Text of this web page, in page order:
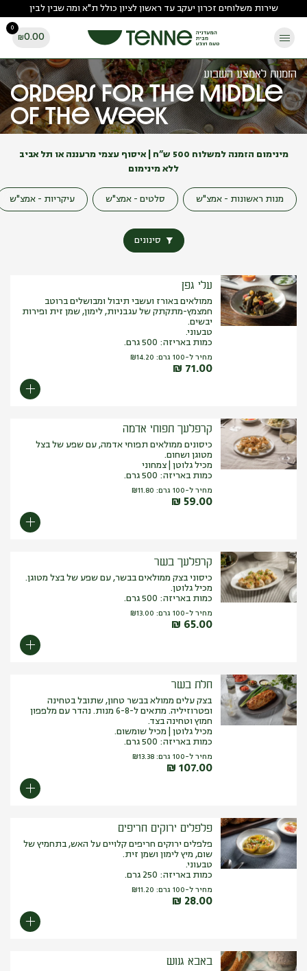
to
content
שירות משלוחים זכרון יעקב עד ראשון לציון כולל ת"א ומה שבין לבין
0
₪0.00
הזמנות לאמצע השבוע
Orders for the middle
of the week
מינימום הזמנה למשלוח 500 ש”ח | איסוף עצמי מרעננה או תל אביב
ללא מינימום
סינונים
מנות ראשונות - אמצ"ש סלטים - אמצ"ש עיקריות - אמצ"ש
עלי גפן
ממולאים באורז ועשבי תיבול ומבושלים ברוטב
חמצמץ-מתקתק של עגבניות, לימון, שמן זית ופירות
יבשים.
טבעוני.
כמות באריזה: 500 גרם.
מחיר ל-100 גרם: ₪14.20
₪ 71.00
קרפלעך תפוחי אדמה
כיסונים ממולאים תפוחי אדמה, עם שפע של בצל
מטוגן ושחום.
מכיל גלוטן | צמחוני
כמות באריזה: 500 גרם.
מחיר ל-100 גרם: ₪11.80
₪ 59.00
קרפלעך בשר
כיסוני בצק ממולאים בבשר, עם שפע של בצל מטוגן.
מכיל גלוטן.
כמות באריזה: 500 גרם.
מחיר ל-100 גרם: ₪13.00
₪ 65.00
חלת בשר
בצק עלים ממולא בבשר טחון, שתובל בטחינה
ופטרוזיליה. מתאים ל-6-8 מנות. נהדר עם מלפפון
חמוץ וטחינה בצד.
מכיל גלוטן | מכיל שומשום.
כמות באריזה: 500 גרם.
מחיר ל-100 גרם: ₪13.38
₪ 107.00
פלפלים ירוקים חריפים
פלפלים ירוקים חריפים קלויים על האש, בתחמיץ של
שום, מיץ לימון ושמן זית.
טבעוני.
כמות באריזה: 250 גרם.
מחיר ל-100 גרם: ₪11.20
₪ 28.00
באבא גנוש